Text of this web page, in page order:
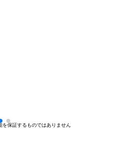
保証するものではありません